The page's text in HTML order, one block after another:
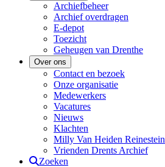
Archiefbeheer
Archief overdragen
E-depot
Toezicht
Geheugen van Drenthe
Over ons
Contact en bezoek
Onze organisatie
Medewerkers
Vacatures
Nieuws
Klachten
Milly Van Heiden Reinestein
Vrienden Drents Archief
Zoeken